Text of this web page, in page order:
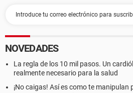
NOVEDADES
La regla de los 10 mil pasos. Un
realmente necesario para la salud
¡No caigas! Así es como te manipulan